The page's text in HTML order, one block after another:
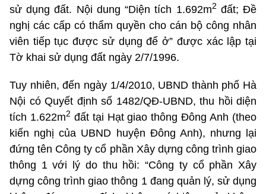
sử dụng đất. Nội dung “Diện tích 1.692m2 đất; Đề
nghị các cấp có thẩm quyền cho cán bộ công nhân
viên tiếp tục được sử dụng để ở” được xác lập tại
Tờ khai sử dụng đất ngày 2/7/1996.
Tuy nhiên, đến ngày 1/4/2010, UBND thành phố Hà
Nội có Quyết định số 1482/QĐ-UBND, thu hồi diện
tích 1.622m2 đất tại Hạt giao thông Đông Anh (theo
kiến nghị của UBND huyện Đông Anh), nhưng lại
đứng tên Công ty cổ phần Xây dựng công trình giao
thông 1 với lý do thu hồi: “Công ty cổ phần Xây
dựng công trình giao thông 1 đang quản lý, sử dụng